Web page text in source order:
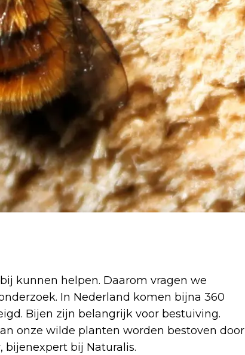
kunnen helpen. Daarom vragen we
In Nederland komen bijna 360
Bijen zijn belangrijk voor bestuiving.
onze wilde planten worden bestoven door
bijenexpert bij Naturalis.